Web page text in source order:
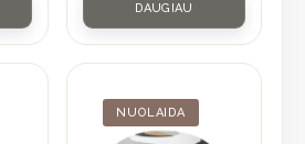
DAUGIAU
NUOLAIDA
was:
84,70 €.
is: